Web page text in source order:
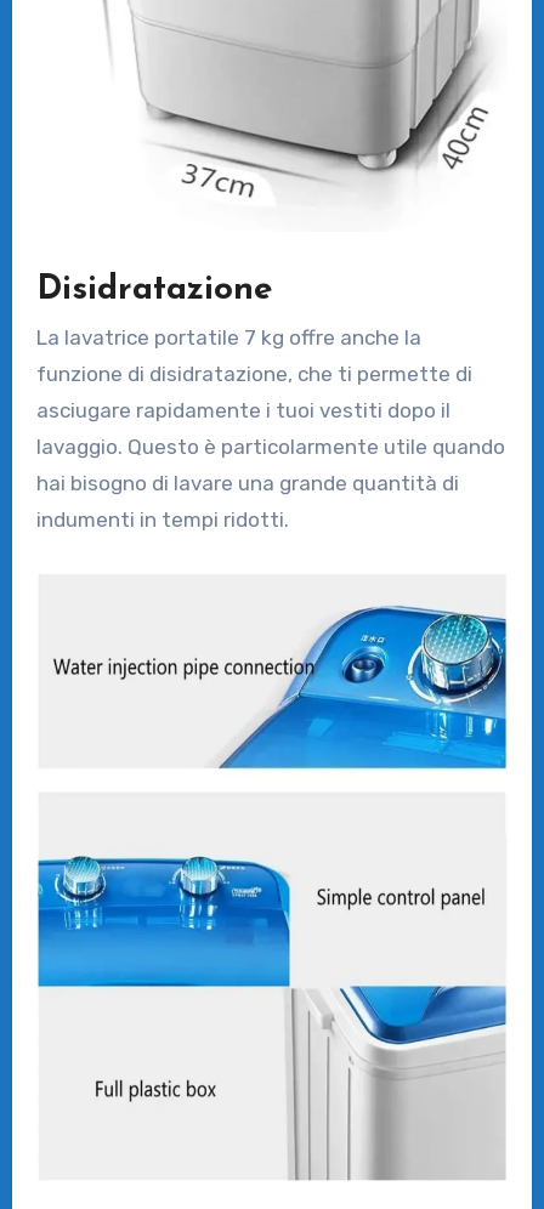
Disidratazione
La lavatrice portatile 7 kg offre anche la
funzione di disidratazione, che ti permette di
asciugare rapidamente i tuoi vestiti dopo il
lavaggio. Questo è particolarmente utile quando
hai bisogno di lavare una grande quantità di
indumenti in tempi ridotti.